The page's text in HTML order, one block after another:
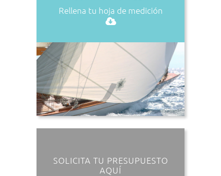
Rellena tu hoja de medición
SOLICITA TU PRESUPUESTO
AQUÍ